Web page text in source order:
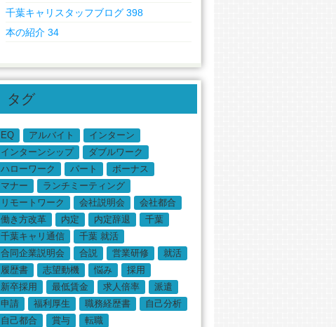
千葉キャリスタッフブログ 398
本の紹介 34
タグ
EQ アルバイト
インターン
インターンシップ
ダブルワーク
ハローワーク
パート
ボーナス
マナー
ランチミーティング
リモートワーク
会社説明会
会社都合
働き方改革
内定 内定辞退
千葉
千葉キャリ通信
千葉 就活
合同企業説明会
合説 営業研修
就活
履歴書
志望動機 悩み
採用
新卒採用
最低賃金 求人倍率
派遣
申請
福利厚生 職務経歴書
自己分析
自己都合
賞与
転職